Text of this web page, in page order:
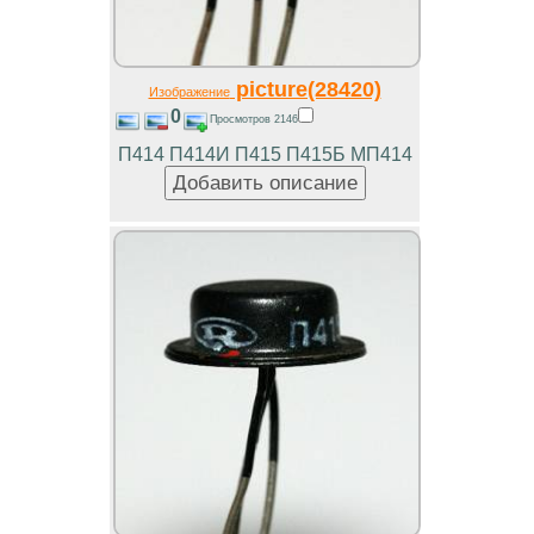
Изображениеpicture(28420)
0 Просмотров 2146
П414 П414И П415 П415Б МП414